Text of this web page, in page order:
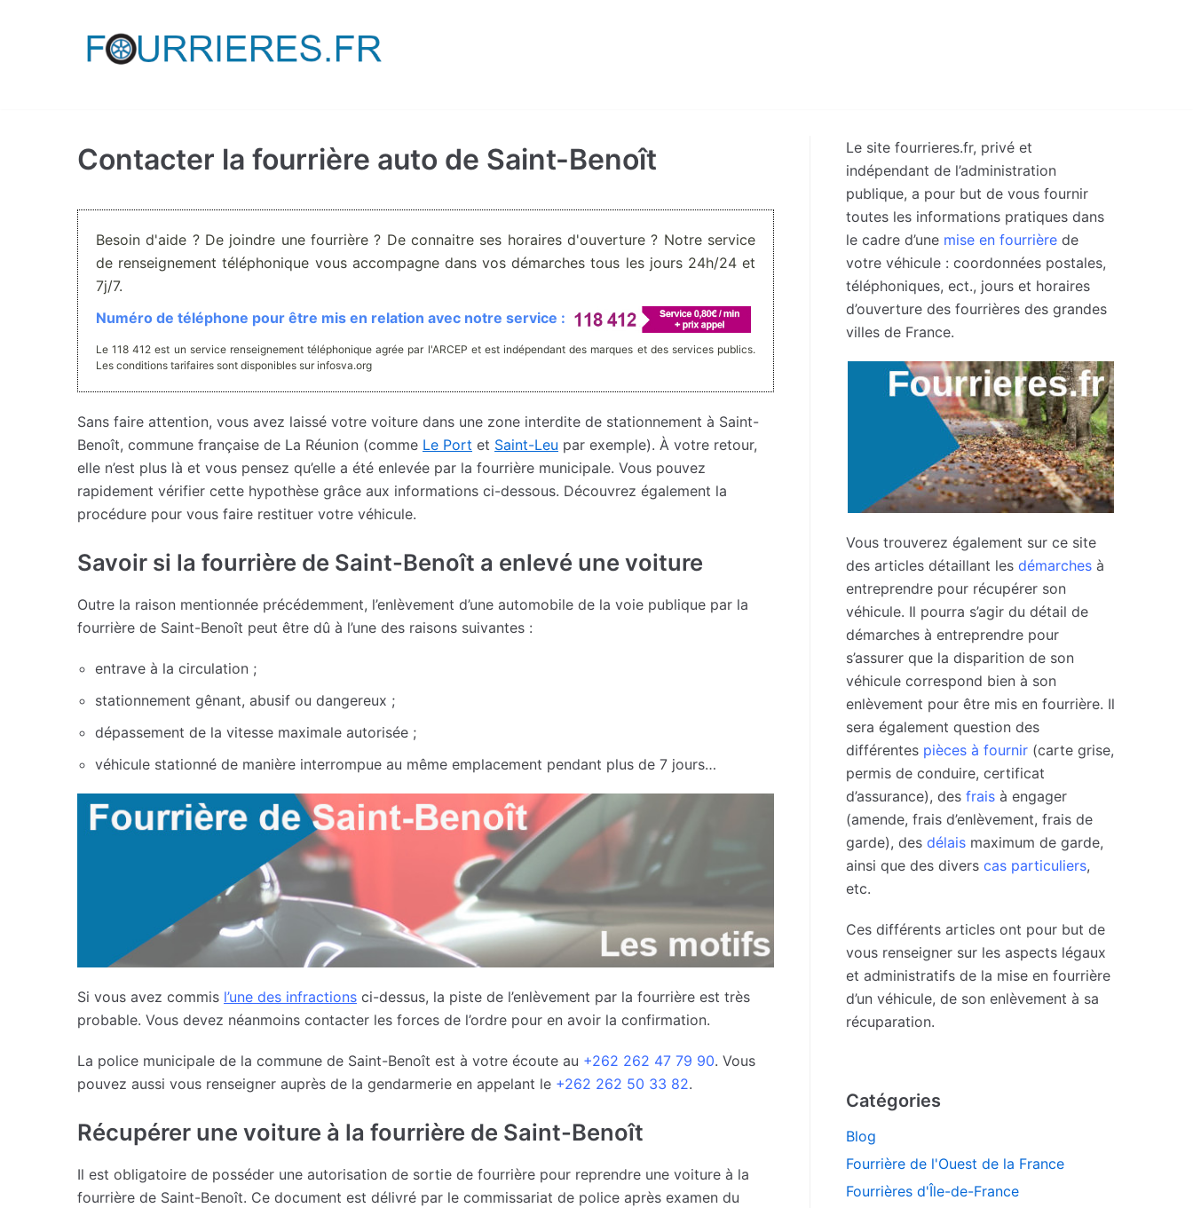
Contacter la fourrière auto de Saint-Benoît
Besoin d'aide ? De joindre une fourrière ? De connaitre ses horaires d'ouverture ? Notre service
de renseignement téléphonique vous accompagne dans vos démarches tous les jours 24h/24 et
7j/7.
Numéro de téléphone pour être mis en relation avec notre service :
Le 118 412 est un service renseignement téléphonique agrée par l'ARCEP et est indépendant des marques et des services publics.
Les conditions tarifaires sont disponibles sur infosva.org
Sans faire attention, vous avez laissé votre voiture dans une zone interdite de stationnement à Saint-
Benoît, commune française de La Réunion (comme Le Port et Saint-Leu par exemple). À votre retour,
elle n’est plus là et vous pensez qu’elle a été enlevée par la fourrière municipale. Vous pouvez
rapidement vérifier cette hypothèse grâce aux informations ci-dessous. Découvrez également la
procédure pour vous faire restituer votre véhicule.
Savoir si la fourrière de Saint-Benoît a enlevé une voiture
Outre la raison mentionnée précédemment, l’enlèvement d’une automobile de la voie publique par la
fourrière de Saint-Benoît peut être dû à l’une des raisons suivantes :
entrave à la circulation ;
stationnement gênant, abusif ou dangereux ;
dépassement de la vitesse maximale autorisée ;
véhicule stationné de manière interrompue au même emplacement pendant plus de 7 jours…
Si vous avez commis l’une des infractions ci-dessus, la piste de l’enlèvement par la fourrière est très
probable. Vous devez néanmoins contacter les forces de l’ordre pour en avoir la confirmation.
La police municipale de la commune de Saint-Benoît est à votre écoute au +262 262 47 79 90. Vous
pouvez aussi vous renseigner auprès de la gendarmerie en appelant le +262 262 50 33 82.
Récupérer une voiture à la fourrière de Saint-Benoît
Il est obligatoire de posséder une autorisation de sortie de fourrière pour reprendre une voiture à la
fourrière de Saint-Benoît. Ce document est délivré par le commissariat de police après examen du
Le site fourrieres.fr, privé et
indépendant de l’administration
publique, a pour but de vous fournir
toutes les informations pratiques dans
le cadre d’une mise en fourrière de
votre véhicule : coordonnées postales,
téléphoniques, ect., jours et horaires
d’ouverture des fourrières des grandes
villes de France.
Vous trouverez également sur ce site
des articles détaillant les démarches à
entreprendre pour récupérer son
véhicule. Il pourra s’agir du détail de
démarches à entreprendre pour
s’assurer que la disparition de son
véhicule correspond bien à son
enlèvement pour être mis en fourrière. Il
sera également question des
différentes pièces à fournir (carte grise,
permis de conduire, certificat
d’assurance), des frais à engager
(amende, frais d’enlèvement, frais de
garde), des délais maximum de garde,
ainsi que des divers cas particuliers,
etc.
Ces différents articles ont pour but de
vous renseigner sur les aspects légaux
et administratifs de la mise en fourrière
d’un véhicule, de son enlèvement à sa
récuparation.
Catégories
Blog
Fourrière de l'Ouest de la France
Fourrières d'Île-de-France